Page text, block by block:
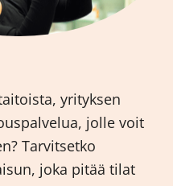
yrityksen
jolle voit
Tarvitsetko
joka pitää tilat